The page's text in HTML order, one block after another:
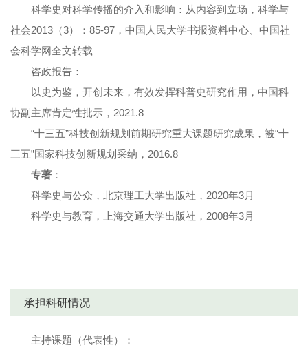
科学史对科学传播的介入和影响：从内容到立场，科学与
社会2013（3）：85-97，中国人民大学书报资料中心、中国社
会科学网全文转载
咨政报告：
以史为鉴，开创未来，有效发挥科普史研究作用，中国科
协副主席肯定性批示，2021.8
“十三五”科技创新规划前期研究重大课题研究成果，被“十
三五”国家科技创新规划采纳，2016.8
专著 ：
科学史与公众，北京理工大学出版社，2020年3月
科学史与教育，上海交通大学出版社，2008年3月
承担科研情况
主持课题（代表性）：